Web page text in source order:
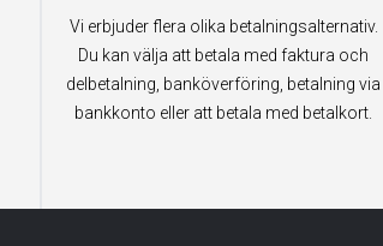
Vi erbjuder flera olika betalningsalternativ.
Du kan välja att betala med faktura och
delbetalning, banköverföring, betalning via
bankkonto eller att betala med betalkort.